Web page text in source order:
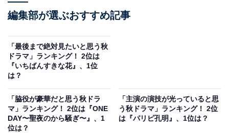
3位には、火曜夜21時から放送していた『家政夫のミタ
同作は、TOKIOの松岡昌宏さん主演の痛快“のぞき見”ヒ
ューマンドラマ。2016年から放送を開始し、第6シリー
ました。
主人公のミタゾノさんこと三田園薫が、家政夫として派
編集部が選ぶおすすめ記事
「最後まで絶対見たいと思う秋
ドラマ」ランキング！ 2位は
『いちばんすきな花』、1位
は？
「脇役が豪華だと思う秋ドラ
マ」ランキング！ 2位は『ONE
DAY〜聖夜のから騒ぎ〜』、1
位は？
「主演の演技が光っていると思
う秋ドラマ」ランキング！ 2位
は『パリピ孔明』、1位は？